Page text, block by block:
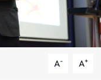
A- A+